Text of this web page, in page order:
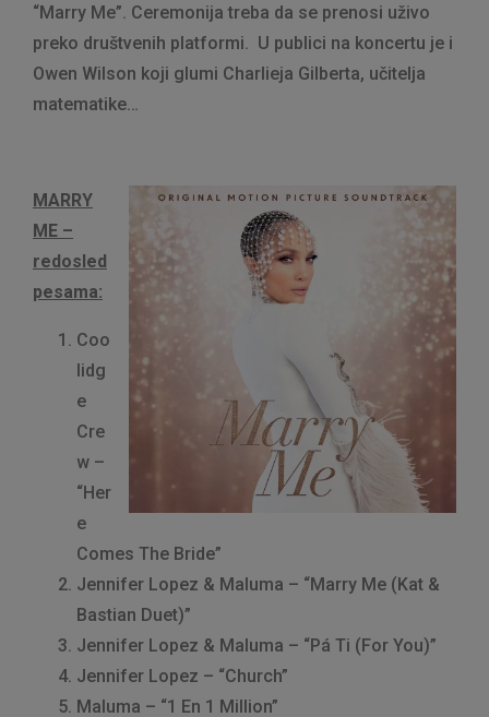
“Marry Me”. Ceremonija treba da se prenosi uživo
preko društvenih platformi. U publici na koncertu je i
Owen Wilson koji glumi Charlieja Gilberta, učitelja
matematike…
MARRY
ME –
redosled
pesama:
Coo
lidg
e
Cre
w –
“Her
e
Comes The Bride”
Jennifer Lopez & Maluma – “Marry Me (Kat &
Bastian Duet)”
Jennifer Lopez & Maluma – “Pá Ti (For You)”
Jennifer Lopez – “Church”
Maluma – “1 En 1 Million”